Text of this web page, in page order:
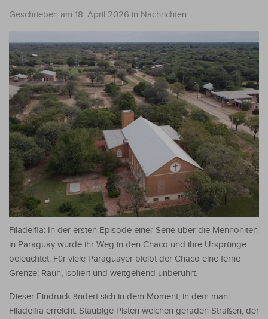
Geschrieben am 18. April 2026 in Nachrichten
Filadelfia: In der ersten Episode einer Serie über die Mennoniten
in Paraguay wurde ihr Weg in den Chaco und ihre Ursprünge
beleuchtet. Für viele Paraguayer bleibt der Chaco eine ferne
Grenze: Rauh, isoliert und weitgehend unberührt.
Dieser Eindruck ändert sich in dem Moment, in dem man
Filadelfia erreicht. Staubige Pisten weichen geraden Straßen; der